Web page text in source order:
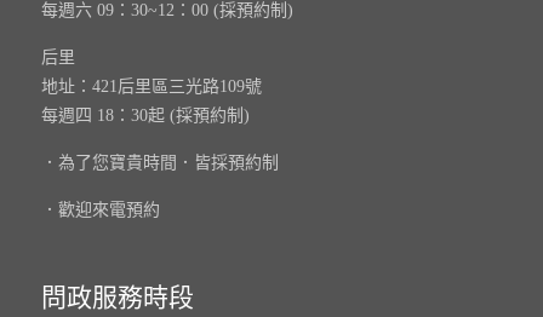
每週六 09：30~12：00 (採預約制)
后里
地址：421后里區三光路109號
每週四 18：30起 (採預約制)
．為了您寶貴時間．皆採預約制
．歡迎來電預約
問政服務時段